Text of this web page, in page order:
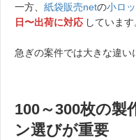
一方、 紙袋販売netの小ロ
日〜出荷に対応 しています
急ぎの案件では大きな違い
100～300枚の製
ン選びが重要